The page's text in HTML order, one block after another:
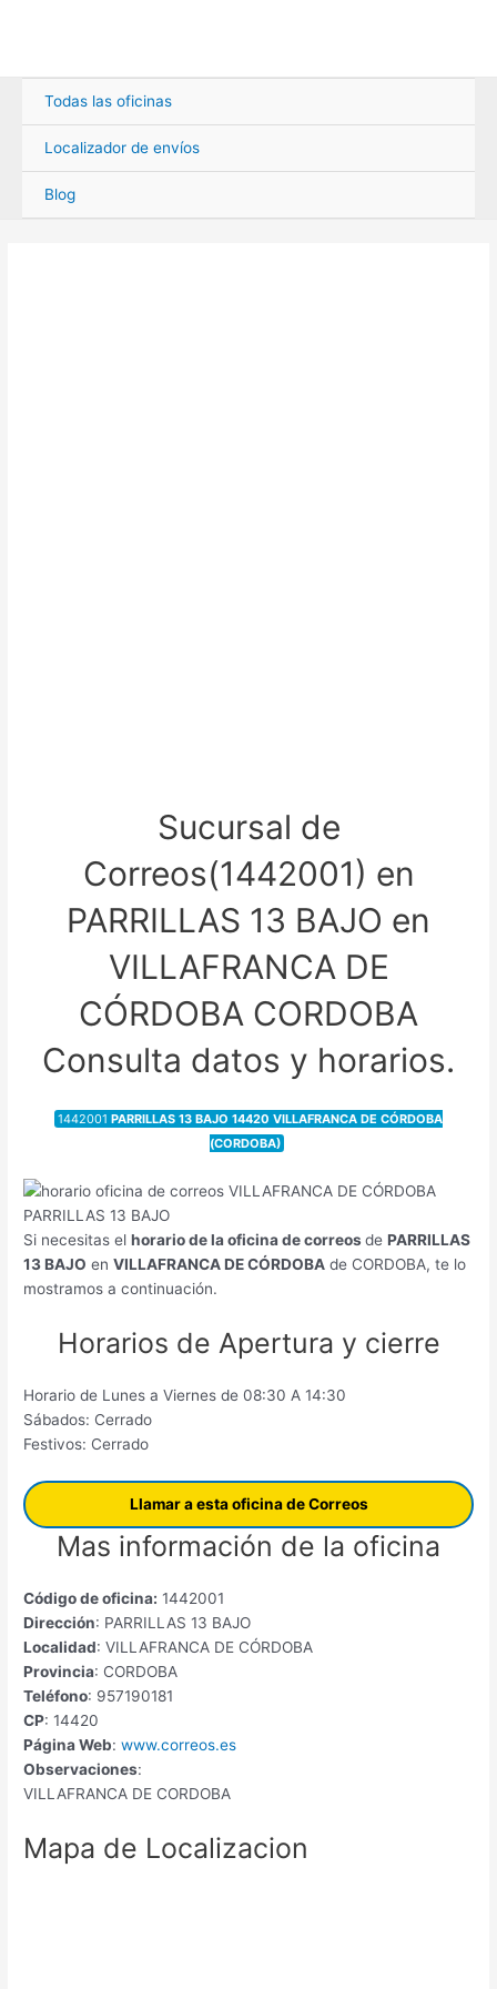
Todas las oficinas
Localizador de envíos
Blog
Sucursal de
Correos(1442001) en
PARRILLAS 13 BAJO en
VILLAFRANCA DE
CÓRDOBA CORDOBA
Consulta datos y horarios.
1442001PARRILLAS 13 BAJO 14420 VILLAFRANCA DE CÓRDOBA
(CORDOBA)
Si necesitas elhorario de la oficina de correosdePARRILLAS
13 BAJO enVILLAFRANCA DE CÓRDOBA de CORDOBA, te lo
mostramos a continuación.
Horarios de Apertura y cierre
Horario de Lunes a Viernes de 08:30 A 14:30
Sábados: Cerrado
Festivos: Cerrado
Llamar a esta oficina de Correos
Mas información de la oficina
Código de oficina: 1442001
Dirección: PARRILLAS 13 BAJO
Localidad: VILLAFRANCA DE CÓRDOBA
Provincia: CORDOBA
Teléfono: 957190181
CP: 14420
Página Web: www.correos.es
Observaciones:
VILLAFRANCA DE CORDOBA
Mapa de Localizacion